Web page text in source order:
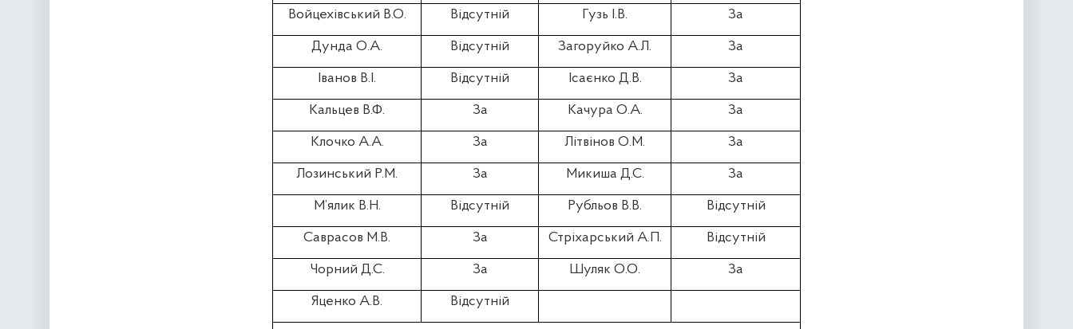
Войцехівський В.О. Відсутній Гузь І.В. За
Дунда О.А. Відсутній Загоруйко А.Л. За
Іванов В.І. Відсутній Ісаєнко Д.В. За
Кальцев В.Ф. За Качура О.А. За
Клочко А.А. За Літвінов О.М. За
Лозинський Р.М. За Микиша Д.С. За
М’ялик В.Н. Відсутній Рубльов В.В. Відсутній
Саврасов М.В. За Стріхарський А.П. Відсутній
Чорний Д.С. За Шуляк О.О. За
Яценко А.В. Відсутній